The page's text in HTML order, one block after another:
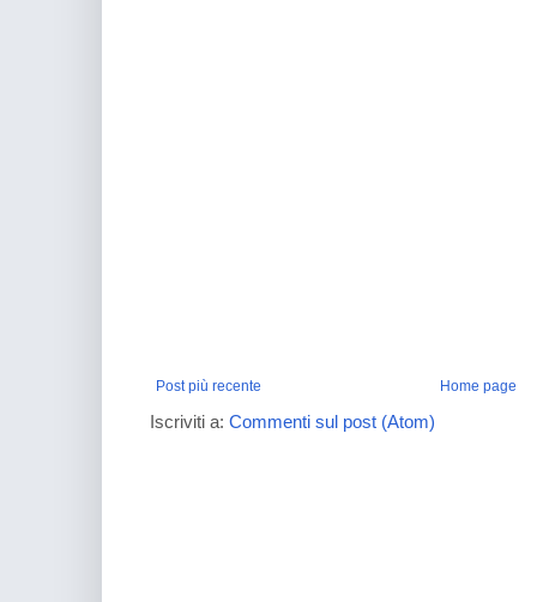
Post più recente Home page
Iscriviti a: Commenti sul post (Atom)